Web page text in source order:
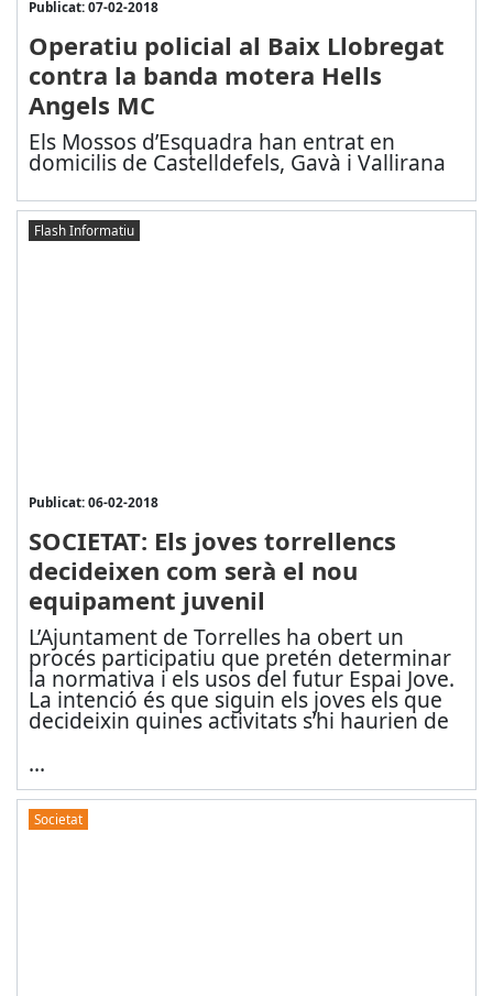
Publicat: 07-02-2018
Operatiu policial al Baix Llobregat
contra la banda motera Hells
Angels MC
Els Mossos d’Esquadra han entrat en
domicilis de Castelldefels, Gavà i Vallirana
Flash Informatiu
Publicat: 06-02-2018
SOCIETAT: Els joves torrellencs
decideixen com serà el nou
equipament juvenil
L’Ajuntament de Torrelles ha obert un
procés participatiu que pretén determinar
la normativa i els usos del futur Espai Jove.
La intenció és que siguin els joves els que
decideixin quines activitats s’hi haurien de
...
Societat